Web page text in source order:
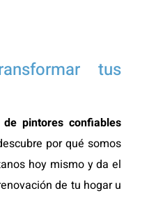
tus
de pintores confiables
por qué somos
hoy mismo y da el
de tu hogar u